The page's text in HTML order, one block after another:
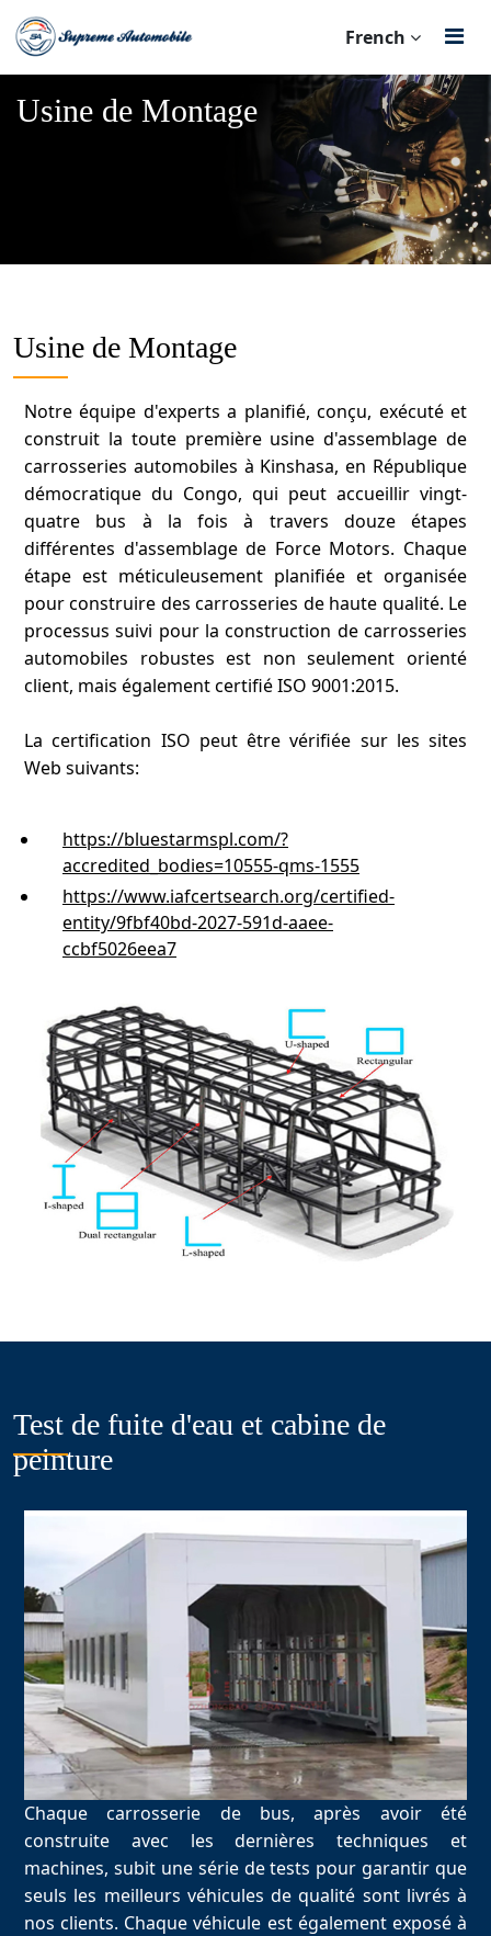
French
Usine de Montage
Usine de Montage
Notre équipe d'experts a planifié, conçu, exécuté et
construit la toute première usine d'assemblage de
carrosseries automobiles à Kinshasa, en République
démocratique du Congo, qui peut accueillir vingt-
quatre bus à la fois à travers douze étapes
différentes d'assemblage de Force Motors. Chaque
étape est méticuleusement planifiée et organisée
pour construire des carrosseries de haute qualité. Le
processus suivi pour la construction de carrosseries
automobiles robustes est non seulement orienté
client, mais également certifié ISO 9001:2015.
La certification ISO peut être vérifiée sur les sites
Web suivants:
https://bluestarmspl.com/?
accredited_bodies=10555-qms-1555
https://www.iafcertsearch.org/certified-
entity/9fbf40bd-2027-591d-aaee-
ccbf5026eea7
Test de fuite d'eau et cabine de
peinture
Chaque carrosserie de bus, après avoir été
construite avec les dernières techniques et
machines, subit une série de tests pour garantir que
seuls les meilleurs véhicules de qualité sont livrés à
nos clients. Chaque véhicule est également exposé à